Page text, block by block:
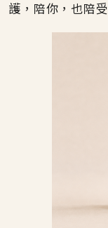
護，陪你，也陪